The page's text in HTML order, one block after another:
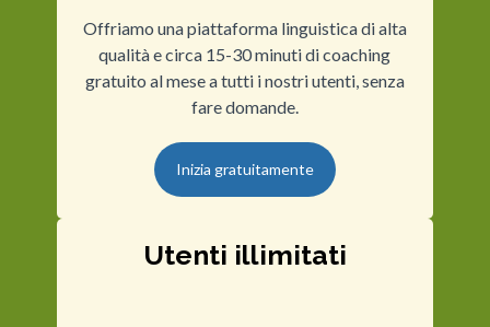
Offriamo una piattaforma linguistica di alta
qualità e circa 15-30 minuti di coaching
gratuito al mese a tutti i nostri utenti, senza
fare domande.
Inizia gratuitamente
Utenti illimitati